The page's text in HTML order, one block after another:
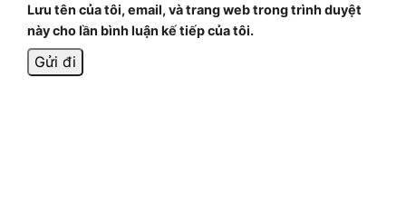
Lưu tên của tôi, email, và trang web trong trình duyệt
này cho lần bình luận kế tiếp của tôi.